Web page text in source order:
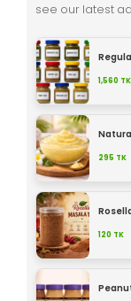
see our latest
1,560 TK
295 TK
120 TK